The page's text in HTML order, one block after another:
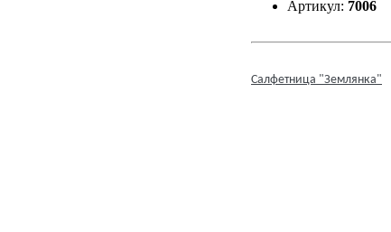
Артикул: 7006
Салфетница "Землянка"